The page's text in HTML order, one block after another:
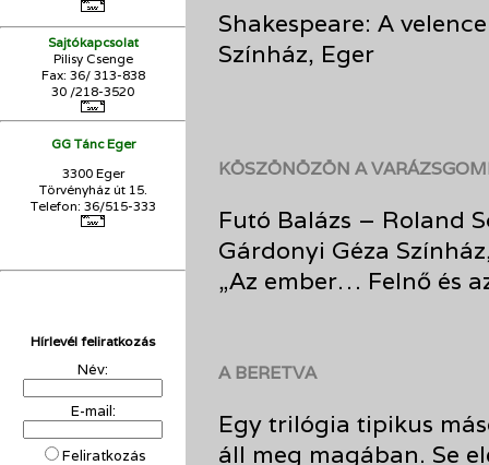
Sajtókapcsolat
Pilisy Csenge
Fax: 36/ 313-838
30 /218-3520
GG Tánc Eger
3300 Eger
Törvényház út 15.
Telefon: 36/515-333
Hírlevél feliratkozás
Név:
E-mail:
Feliratkozás
Shakespeare: A
Színház, Eger
KÖSZÖNÖZÖN A
Futó Balázs – Roland
Gárdonyi Géza
„Az ember… Felnő és
A BERETVA
Egy trilógia tipikus
áll meg magában. Se